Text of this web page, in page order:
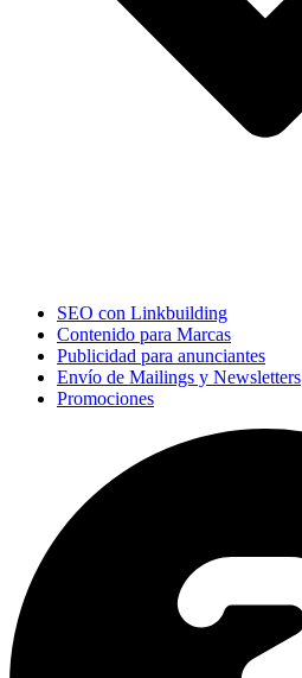
SEO con Linkbuilding
Contenido para Marcas
Publicidad para anunciantes
Envío de Mailings y Newsletters
Promociones